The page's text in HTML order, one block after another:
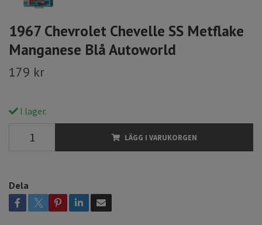
1967 Chevrolet Chevelle SS Metflake
Manganese Blå Autoworld
179 kr
I lager.
LÄGG I VARUKORGEN
Dela